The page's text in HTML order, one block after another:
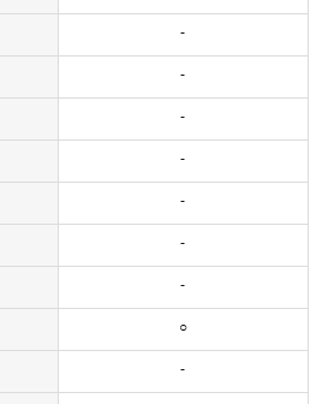
-
-
-
-
-
-
-
○
-